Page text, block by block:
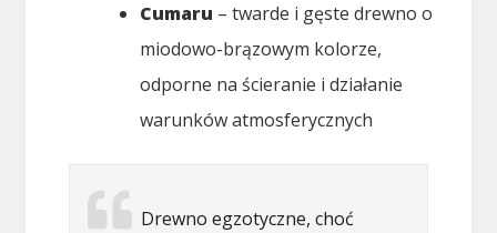
Cumaru – twarde i gęste drewno o
miodowo-brązowym kolorze,
odporne na ścieranie i działanie
warunków atmosferycznych
Drewno egzotyczne, choć